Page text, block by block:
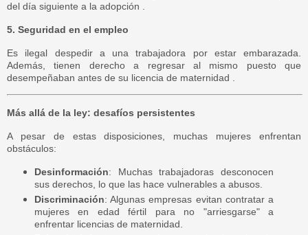
del día siguiente a la adopción .
5. Seguridad en el empleo
Es ilegal despedir a una trabajadora por estar embarazada.
Además, tienen derecho a regresar al mismo puesto que
desempeñaban antes de su licencia de maternidad .
Más allá de la ley: desafíos persistentes
A pesar de estas disposiciones, muchas mujeres enfrentan
obstáculos:
Desinformación: Muchas trabajadoras desconocen
sus derechos, lo que las hace vulnerables a abusos.
Discriminación: Algunas empresas evitan contratar a
mujeres en edad fértil para no "arriesgarse" a
enfrentar licencias de maternidad.